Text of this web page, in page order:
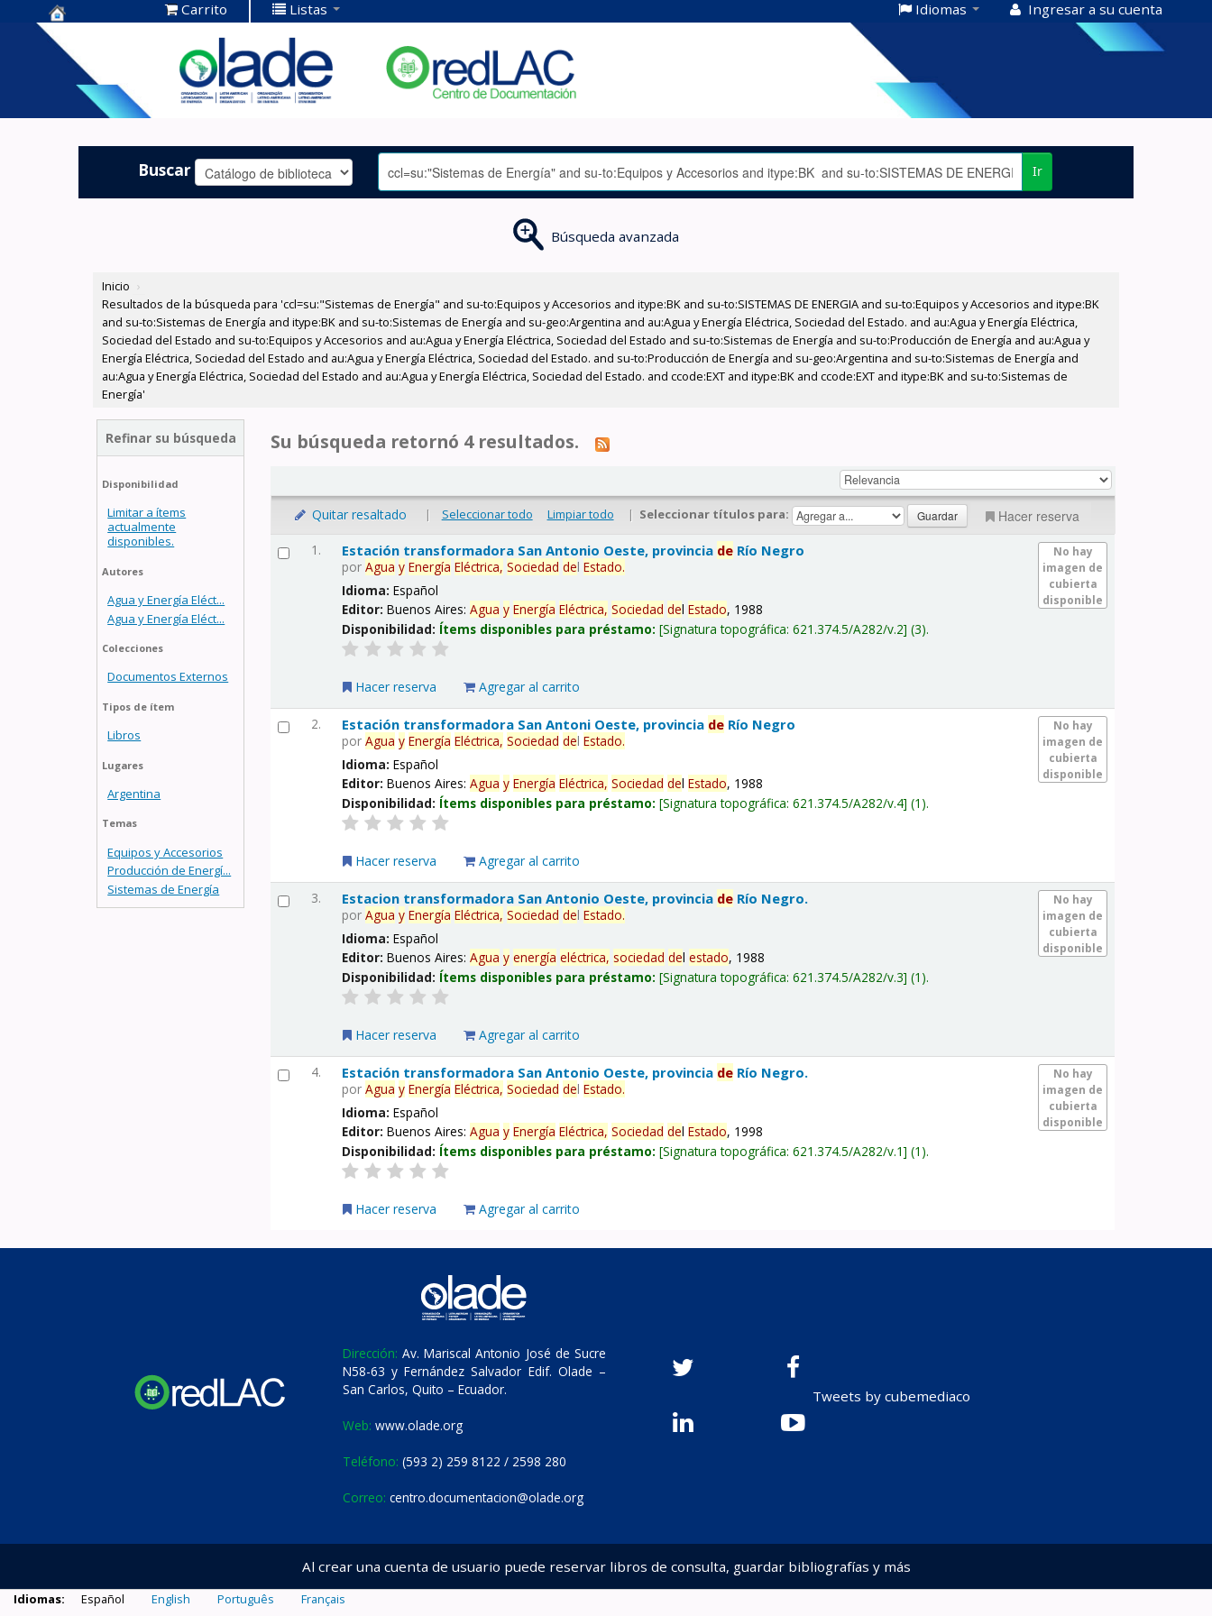
Centro de
Documentación
OLADE -
Carrito Listas Idiomas Ingresar a su cuenta
Buscar Ir
Búsqueda avanzada
Inicio ›
Resultados de la búsqueda para 'ccl=su:"Sistemas de Energía" and su-to:Equipos y Accesorios and itype:BK and su-to:SISTEMAS DE ENERGIA and su-to:Equipos y Accesorios and itype:BK
and su-to:Sistemas de Energía and itype:BK and su-to:Sistemas de Energía and su-geo:Argentina and au:Agua y Energía Eléctrica, Sociedad del Estado. and au:Agua y Energía Eléctrica,
Sociedad del Estado and su-to:Equipos y Accesorios and au:Agua y Energía Eléctrica, Sociedad del Estado and su-to:Sistemas de Energía and su-to:Producción de Energía and au:Agua y
Energía Eléctrica, Sociedad del Estado and au:Agua y Energía Eléctrica, Sociedad del Estado. and su-to:Producción de Energía and su-geo:Argentina and su-to:Sistemas de Energía and
au:Agua y Energía Eléctrica, Sociedad del Estado and au:Agua y Energía Eléctrica, Sociedad del Estado. and ccode:EXT and itype:BK and ccode:EXT and itype:BK and su-to:Sistemas de
Energía'
Refinar su búsqueda
Disponibilidad
Limitar a ítems
actualmente
disponibles.
Autores
Agua y Energía Eléct...
Agua y Energía Eléct...
Colecciones
Documentos Externos
Tipos de ítem
Libros
Lugares
Argentina
Temas
Equipos y Accesorios
Producción de Energí...
Sistemas de Energía
Su búsqueda retornó 4 resultados.
Quitar resaltado | Seleccionar todo Limpiar todo | Seleccionar títulos para: Hacer reserva
1.
No hay
imagen de
cubierta
disponible
Estación transformadora San Antonio Oeste, provincia de Río Negro
porAgua y Energía Eléctrica, Sociedad delEstado.
Idioma:Español
Editor:Buenos Aires:Agua y Energía Eléctrica, Sociedad delEstado, 1988
Disponibilidad: Ítems disponibles para préstamo: Signatura topográfica:621.374.5/A282/v.2 (3).
Hacer reserva Agregar al carrito
2.
No hay
imagen de
cubierta
disponible
Estación transformadora San Antoni Oeste, provincia de Río Negro
porAgua y Energía Eléctrica, Sociedad delEstado.
Idioma:Español
Editor:Buenos Aires:Agua y Energía Eléctrica, Sociedad delEstado, 1988
Disponibilidad: Ítems disponibles para préstamo: Signatura topográfica:621.374.5/A282/v.4 (1).
Hacer reserva Agregar al carrito
3.
No hay
imagen de
cubierta
disponible
Estacion transformadora San Antonio Oeste, provincia de Río Negro.
porAgua y Energía Eléctrica, Sociedad delEstado.
Idioma:Español
Editor:Buenos Aires:Agua y energía eléctrica, sociedad delestado, 1988
Disponibilidad: Ítems disponibles para préstamo: Signatura topográfica:621.374.5/A282/v.3 (1).
Hacer reserva Agregar al carrito
4.
No hay
imagen de
cubierta
disponible
Estación transformadora San Antonio Oeste, provincia de Río Negro.
porAgua y Energía Eléctrica, Sociedad delEstado.
Idioma:Español
Editor:Buenos Aires:Agua y Energía Eléctrica, Sociedad delEstado, 1998
Disponibilidad: Ítems disponibles para préstamo: Signatura topográfica:621.374.5/A282/v.1 (1).
Hacer reserva Agregar al carrito
Dirección: Av. Mariscal Antonio José de Sucre
N58-63 y Fernández Salvador Edif. Olade –
San Carlos, Quito – Ecuador.
Web: www.olade.org
Teléfono: (593 2) 259 8122 / 2598 280
Correo: centro.documentacion@olade.org
Tweets by cubemediaco
Al crear una cuenta de usuario puede reservar libros de consulta, guardar bibliografías y más
Idiomas: Español English Português Français